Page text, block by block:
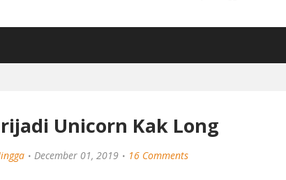
Unicorn Kak Long
December 01, 2019 16 Comments